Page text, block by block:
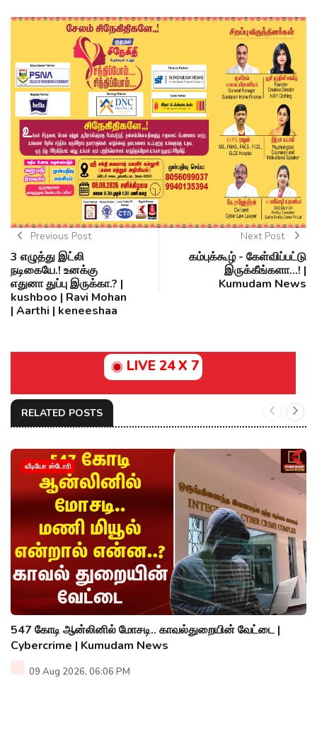
Previous Post
3 எழுத்து இட்லி
நடிகையே.! உனக்கு
எதுனா துப்பு இருக்கா.? |
kushboo | Ravi Mohan
| Aarthi | keneeshaa
Next Post
கம்புக்கூழ் - கேள்விப்பட்டு
இருக்கீங்களா...! |
Kumudam News
LIVE 24 X 7
RELATED POSTS
வீடியோ ஸ்டோரி
547 கோடி ஆன்லினில் மோசடி.. காவல்துறையின் வேட்டை |
Cybercrime | Kumudam News
09 Aug 2026, 06:06 PM